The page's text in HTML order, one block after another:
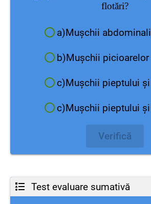
flotări?
a)Mușchii abdominali
b)Mușchii picioarelor
c)Mușchii pieptului
c)Mușchii pieptului
Verifică
Test evaluare sumativă